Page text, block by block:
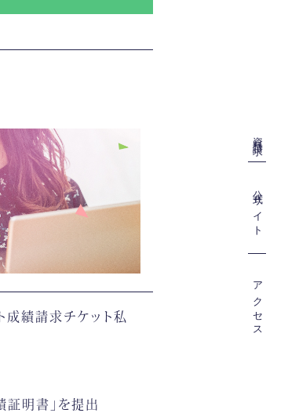
資料請求
公式サイト
アクセス
成績請求チケット私
明書」を提出